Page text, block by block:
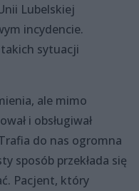
Lubelskiej
incydencie.
sytuacji
ale mimo
i obsługiwał
do nas ogromna
sposób przekłada się
Pacjent, który